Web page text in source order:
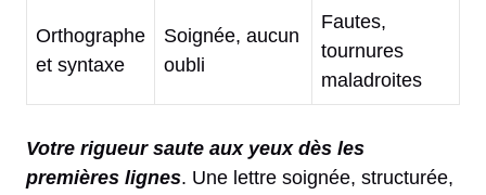
Orthographe
et syntaxe
Soignée, aucun
oubli
Fautes,
tournures
maladroites
Votre rigueur saute aux yeux dès les
premières lignes. Une lettre soignée, structurée,